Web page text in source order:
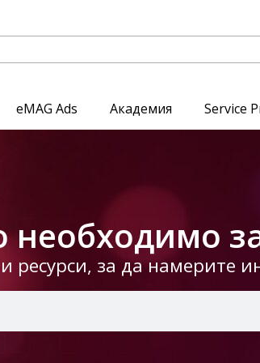
eMAG Ads Академия Service
необходимо
за да намерите